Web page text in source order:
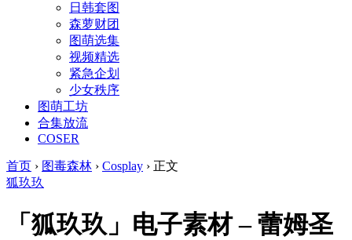
日韩套图
森萝财团
图萌选集
视频精选
紧急企划
少女秩序
图萌工坊
合集放流
COSER
首页 › 图毒森林 › Cosplay › 正文
狐玖玖
「狐玖玖」电子素材 – 蕾姆圣